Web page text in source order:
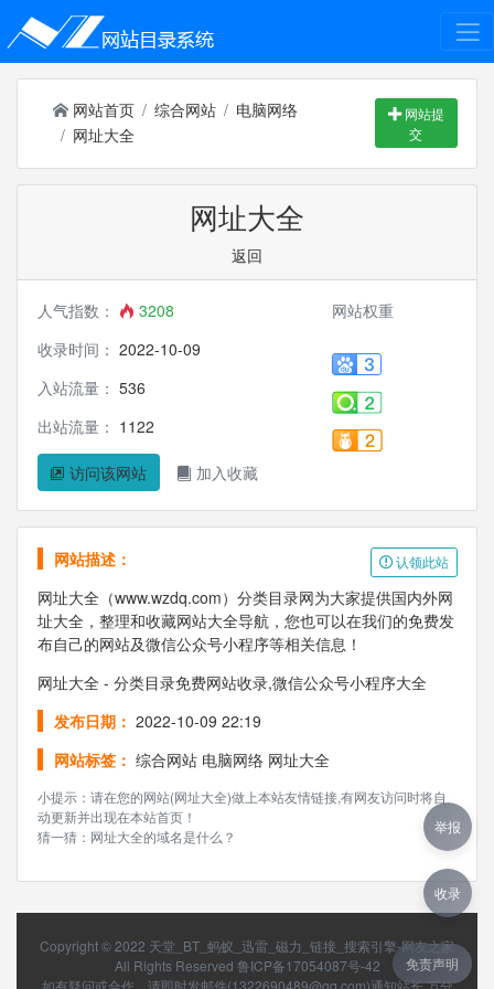
网站首页 综合网站
电脑网络
网址大全
网站提
交
网址大全
返回
人气指数：
3208
收录时间： 2022-10-09
入站流量： 536
出站流量： 1122
访问该网站 加入收藏
网站权重
认领此站
网站描述：
网址大全（www.wzdq.com）分类目录网为大家提供国内外网
址大全，整理和收藏网站大全导航，您也可以在我们的免费发
布自己的网站及微信公众号小程序等相关信息！
网址大全 - 分类目录免费网站收录,微信公众号小程序大全
发布日期： 2022-10-09 22:19
网站标签： 综合网站 电脑网络 网址大全
小提示：请在您的网站(网址大全)做上本站友情链接,有网友访问时将自
动更新并出现在本站首页！
猜一猜：网址大全的域名是什么？
Copyright © 2022 天堂_BT_蚂蚁_迅雷_磁力_链接_搜索引擎-网友之家
All Rights Reserved 鲁ICP备17054087号-42
免责声明
举报
收录